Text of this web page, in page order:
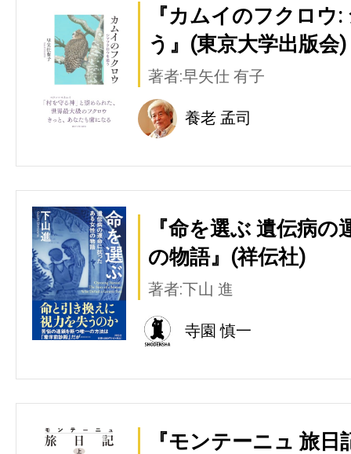
『カムイのフクロウ
う』(東京大学出版会)
著者:早矢仕 有子
養老 孟司
『命を選ぶ 遺伝病
の物語』(祥伝社)
著者:下山 進
寺園 慎一
『モンテーニュ 旅